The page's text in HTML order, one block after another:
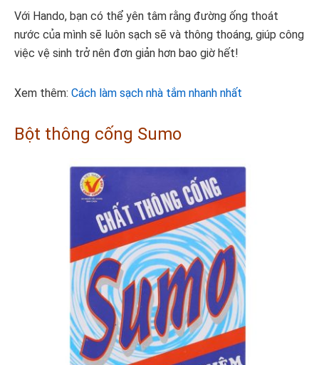
Với Hando, bạn có thể yên tâm rằng đường ống thoát
nước của mình sẽ luôn sạch sẽ và thông thoáng, giúp công
việc vệ sinh trở nên đơn giản hơn bao giờ hết!
Xem thêm: Cách làm sạch nhà tắm nhanh nhất
Bột thông cống Sumo